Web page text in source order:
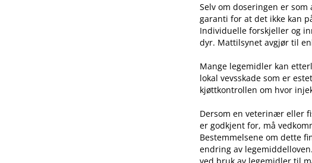
Selv om doseringen er
garanti for at det ikke kan
Individuelle forskjeller og
dyr. Mattilsynet avgjør til
Mange legemidler kan
lokal vevsskade som er
kjøttkontrollen om hvor
Dersom en veterinær eller
er godkjent for, må
Bestemmelsene om dette
endring av
ved bruk av legemidler til